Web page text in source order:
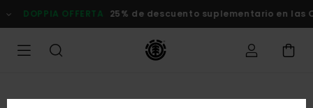
alle
informazioni
prodotto
DOPPIA OFFERTA 25% de descuento suplementario en las